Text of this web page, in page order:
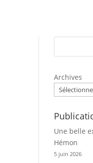
Archives
Une belle
Hémon
5 juin 2026